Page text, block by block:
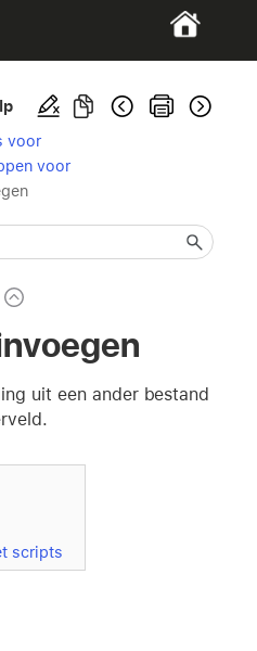
voor
voor
uit een ander bestand
scripts